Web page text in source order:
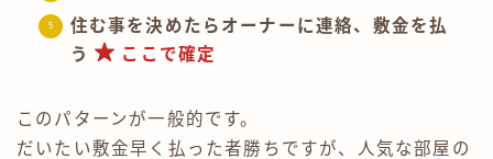
住む事を決めたらオーナーに連絡、敷金を払
う
ここで確定
このパターンが一般的です。
だいたい敷金早く払った者勝ちですが、人気な部屋の